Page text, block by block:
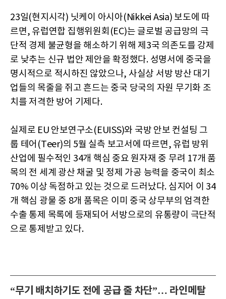
23일(현지시각) 닛케이 아시아(Nikkei Asia) 보도에 따
르면, 유럽연합 집행위원회(EC)는 글로벌 공급망의 극
단적 경제 불균형을 해소하기 위해 제3국 의존도를 강제
로 낮추는 신규 법안 제안을 확정했다. 성명서에 중국을
명시적으로 적시하진 않았으나, 사실상 서방 방산 대기
업들의 목줄을 쥐고 흔드는 중국 당국의 자원 무기화 조
치를 저격한 방어 기제다.
실제로 EU 안보연구소(EUISS)와 국방 안보 컨설팅 그
룹 테어(Teer)의 5월 실측 보고서에 따르면, 유럽 방위
산업에 필수적인 34개 핵심 중요 원자재 중 무려 17개 품
목의 전 세계 광산 채굴 및 정제 가공 능력을 중국이 최소
70% 이상 독점하고 있는 것으로 드러났다. 심지어 이 34
개 핵심 광물 중 8개 품목은 이미 중국 상무부의 엄격한
수출 통제 목록에 등재되어 서방으로의 유통량이 극단적
으로 통제받고 있다.
“무기 배치하기도 전에 공급 줄 차단”… 라인메탈